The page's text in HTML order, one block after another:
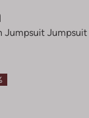
Jumpsuit Jumpsuit